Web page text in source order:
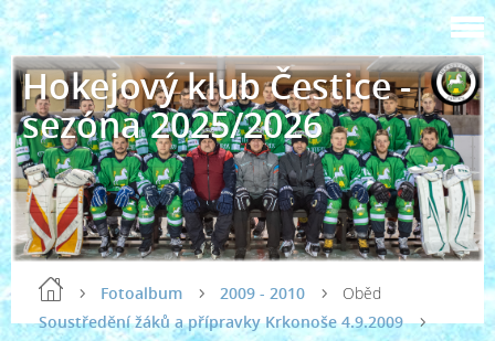
Hokejový klub Čestice -
sezóna 2025/2026
Fotoalbum
2009 - 2010
Soustředění žáků a přípravky Krkonoše 4.9.2009
Oběd